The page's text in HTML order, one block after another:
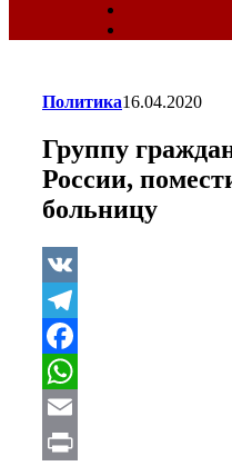
Политика16.04.2020
Группу
России,
больницу
VK
Telegram
Facebook
WhatsApp
Email